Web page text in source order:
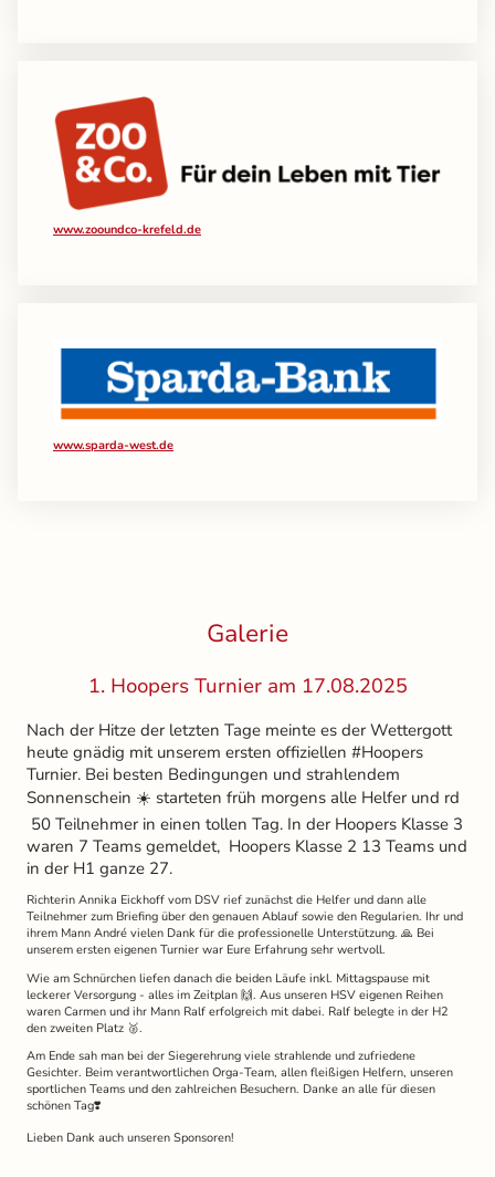
www.zooundco-krefeld.de
www.sparda-west.de
Galerie
1. Hoopers Turnier am 17.08.2025
Nach der Hitze der letzten Tage meinte es der Wettergott
heute gnädig mit unserem ersten offiziellen #Hoopers
Turnier. Bei besten Bedingungen und strahlendem
Sonnenschein ☀️ starteten früh morgens alle Helfer und rd
50 Teilnehmer in einen tollen Tag. In der Hoopers Klasse 3
waren 7 Teams gemeldet, Hoopers Klasse 2 13 Teams und
in der H1 ganze 27.
Richterin Annika Eickhoff vom DSV rief zunächst die Helfer und dann alle
Teilnehmer zum Briefing über den genauen Ablauf sowie den Regularien. Ihr und
ihrem Mann André vielen Dank für die professionelle Unterstützung. 🙏 Bei
unserem ersten eigenen Turnier war Eure Erfahrung sehr wertvoll.
Wie am Schnürchen liefen danach die beiden Läufe inkl. Mittagspause mit
leckerer Versorgung - alles im Zeitplan 🙌. Aus unseren HSV eigenen Reihen
waren Carmen und ihr Mann Ralf erfolgreich mit dabei. Ralf belegte in der H2
den zweiten Platz 🥈.
Am Ende sah man bei der Siegerehrung viele strahlende und zufriedene
Gesichter. Beim verantwortlichen Orga-Team, allen fleißigen Helfern, unseren
sportlichen Teams und den zahlreichen Besuchern. Danke an alle für diesen
schönen Tag❣️
Lieben Dank auch unseren Sponsoren!